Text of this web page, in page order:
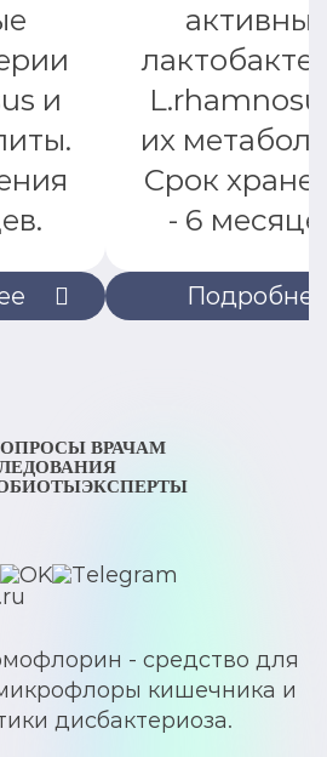
и
Подробнее
их
Срок
- 6
ВРАЧАМ
ЭКСПЕРТЫ
- средство для
кишечника и
дисбактериоза.